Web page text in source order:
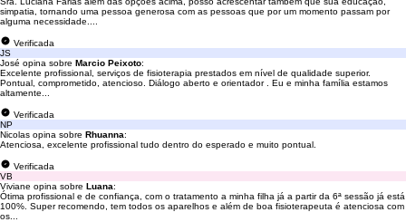
simpatia, tornando uma pessoa generosa com as pessoas que por um momento passam por
alguma necessidade....
Verificada
JS
José opina sobre Marcio Peixoto:
Excelente profissional, serviços de fisioterapia prestados em nível de qualidade superior.
Pontual, comprometido, atencioso. Diálogo aberto e orientador . Eu e minha família estamos
altamente...
Verificada
NP
Nicolas opina sobre Rhuanna:
Atenciosa, excelente profissional tudo dentro do esperado e muito pontual.
Verificada
VB
Viviane opina sobre Luana:
Ótima profissional e de confiança, com o tratamento a minha filha já a partir da 6ª sessão já está
100%. Super recomendo, tem todos os aparelhos e além de boa fisioterapeuta é atenciosa com
os...